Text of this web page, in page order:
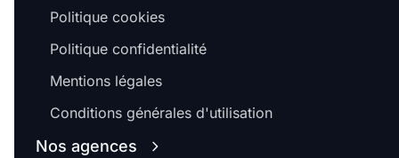
Politique cookies
Politique confidentialité
Mentions légales
Conditions générales d'utilisation
Nos agences